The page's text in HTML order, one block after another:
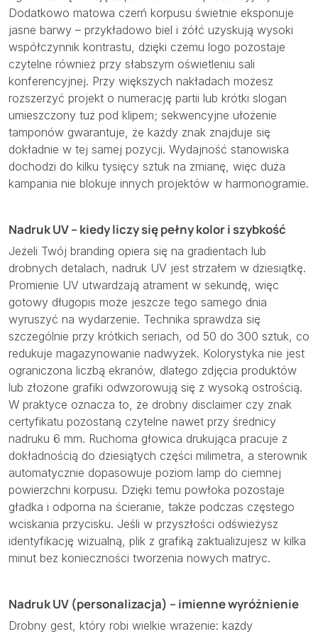
Dodatkowo matowa czerń korpusu świetnie eksponuje
jasne barwy – przykładowo biel i żółć uzyskują wysoki
współczynnik kontrastu, dzięki czemu logo pozostaje
czytelne również przy słabszym oświetleniu sali
konferencyjnej. Przy większych nakładach możesz
rozszerzyć projekt o numerację partii lub krótki slogan
umieszczony tuż pod klipem; sekwencyjne ułożenie
tamponów gwarantuje, że każdy znak znajduje się
dokładnie w tej samej pozycji. Wydajność stanowiska
dochodzi do kilku tysięcy sztuk na zmianę, więc duża
kampania nie blokuje innych projektów w harmonogramie.
Nadruk UV – kiedy liczy się pełny kolor i szybkość
Jeżeli Twój branding opiera się na gradientach lub
drobnych detalach, nadruk UV jest strzałem w dziesiątkę.
Promienie UV utwardzają atrament w sekundę, więc
gotowy długopis może jeszcze tego samego dnia
wyruszyć na wydarzenie. Technika sprawdza się
szczególnie przy krótkich seriach, od 50 do 300 sztuk, co
redukuje magazynowanie nadwyżek. Kolorystyka nie jest
ograniczona liczbą ekranów, dlatego zdjęcia produktów
lub złożone grafiki odwzorowują się z wysoką ostrością.
W praktyce oznacza to, że drobny disclaimer czy znak
certyfikatu pozostaną czytelne nawet przy średnicy
nadruku 6 mm. Ruchoma głowica drukująca pracuje z
dokładnością do dziesiątych części milimetra, a sterownik
automatycznie dopasowuje poziom lamp do ciemnej
powierzchni korpusu. Dzięki temu powłoka pozostaje
gładka i odporna na ścieranie, także podczas częstego
wciskania przycisku. Jeśli w przyszłości odświeżysz
identyfikację wizualną, plik z grafiką zaktualizujesz w kilka
minut bez konieczności tworzenia nowych matryc.
Nadruk UV (personalizacja) – imienne wyróżnienie
Drobny gest, który robi wielkie wrażenie: każdy